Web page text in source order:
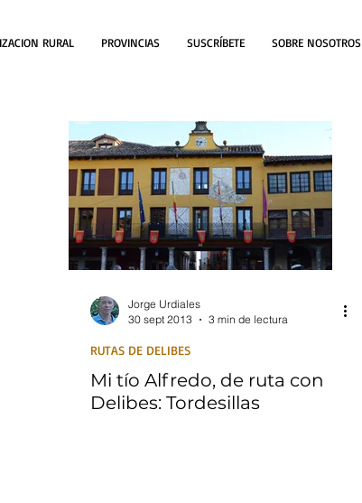
RURAL PROVINCIAS SUSCRÍBETE SOBRE NOSOTROS
Jorge Urdiales
30 sept 2013
3 min de lectura
RUTAS DE DELIBES
Mi tío Alfredo, de ruta con
Delibes: Tordesillas